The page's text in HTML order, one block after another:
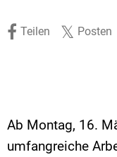
Teilen Posten
Ab Montag, 16.
umfangreiche